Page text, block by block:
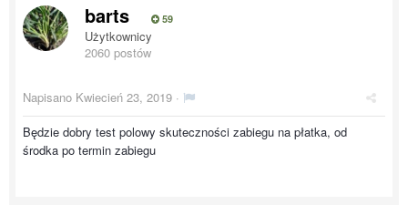
barts 59
Użytkownicy
2060 postów
Napisano Kwiecień 23, 2019 ·
Będzie dobry test polowy skuteczności zabiegu na płatka, od
środka po termin zabiegu